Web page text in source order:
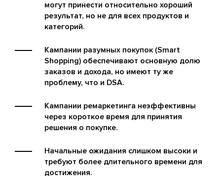
могут принести относительно хороший
результат, но не для всех продуктов и
категорий.
Кампании разумных покупок (Smart
Shopping) обеспечивают основную долю
заказов и дохода, но имеют ту же
проблему, что и DSA.
Кампании ремаркетинга неэффективны
через короткое время для принятия
решения о покупке.
Начальные ожидания слишком высоки и
требуют более длительного времени для
достижения.